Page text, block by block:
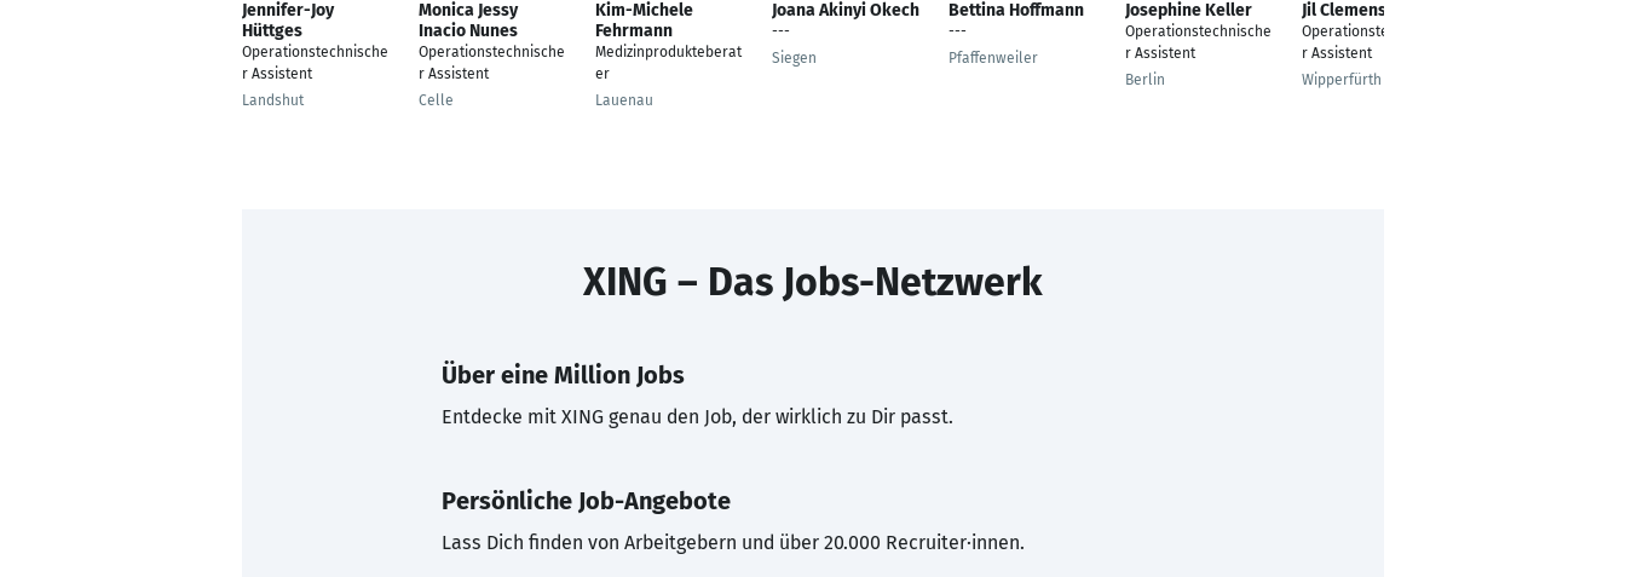
Jennifer-Joy
Hüttges
Operationstechnische
r Assistent
Landshut
Monica Jessy
Inacio Nunes
Operationstechnische
r Assistent
Celle
Kim-Michele
Fehrmann
Medizinprodukteberat
er
Lauenau
Joana Akinyi Okech
---
Siegen
Bettina Hoffmann
---
Pfaffenweiler
Josephine Keller
Operationstechnische
r Assistent
Berlin
Jil Clemens
Operationstechnische
r Assistent
Wipperfürth
XING – Das Jobs-Netzwerk
Über eine Million Jobs
Entdecke mit XING genau den Job, der wirklich zu Dir passt.
Persönliche Job-Angebote
Lass Dich finden von Arbeitgebern und über 20.000 Recruiter·innen.